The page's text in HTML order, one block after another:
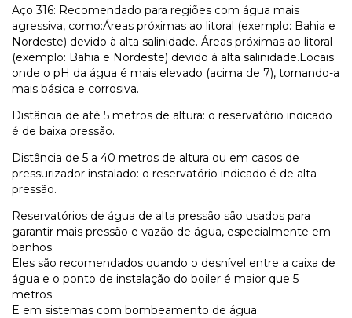
Aço 316: Recomendado para regiões com água mais
agressiva, como:Áreas próximas ao litoral (exemplo: Bahia e
Nordeste) devido à alta salinidade. Áreas próximas ao litoral
(exemplo: Bahia e Nordeste) devido à alta salinidade.Locais
onde o pH da água é mais elevado (acima de 7), tornando-a
mais básica e corrosiva.
Distância de até 5 metros de altura: o reservatório indicado
é de baixa pressão.
Distância de 5 a 40 metros de altura ou em casos de
pressurizador instalado: o reservatório indicado é de alta
pressão.
Reservatórios de água de alta pressão são usados para
garantir mais pressão e vazão de água, especialmente em
banhos.
Eles são recomendados quando o desnível entre a caixa de
água e o ponto de instalação do boiler é maior que 5
metros
E em sistemas com bombeamento de água.